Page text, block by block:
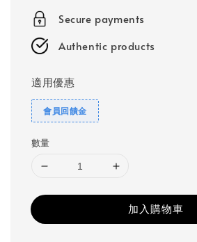
Secure payments
Authentic products
適用優惠
會員回饋金
數量
加入購物車